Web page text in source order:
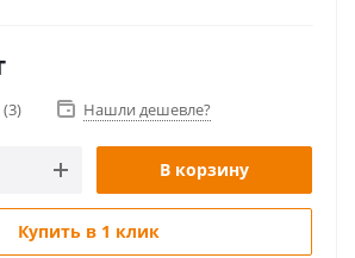
(3) Нашли дешевле?
В корзину
Купить в 1 клик